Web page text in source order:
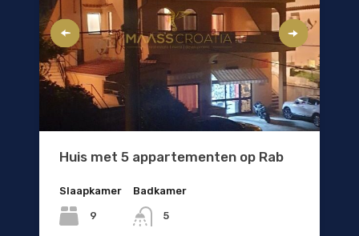
Huis met 5 appartementen op Rab
Slaapkamer
9
Badkamer
5